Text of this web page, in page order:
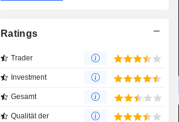
Ratings
Trader
Investment
Gesamt
Qualität der